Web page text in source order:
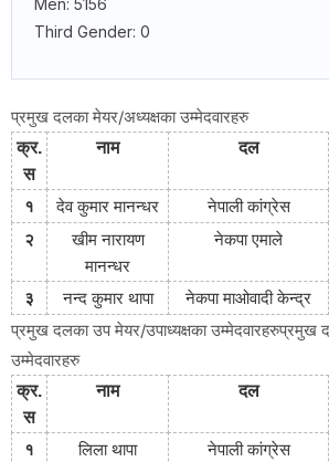
Men: 5156
Third Gender: 0
प्रमुख दलका मेयर/अध्यक्षका उम्मेदवारहरु
क्र.
स
नाम दल
१ देव कुमार मानन्धर नेपाली कांग्रेस
२
खीम नारायण
मानन्धर
नेकपा एमाले
३ नन्द कुमार थापा नेकपा माओवादी केन्द्र
प्रमुख दलका उप मेयर/उपाध्यक्षका उम्मेदवारहरुप्रमुख
उम्मेदवारहरु
क्र.
स
नाम दल
१ लिला थापा नेपाली कांग्रेस